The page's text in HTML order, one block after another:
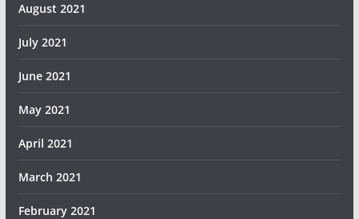
August 2021
July 2021
June 2021
May 2021
April 2021
March 2021
February 2021